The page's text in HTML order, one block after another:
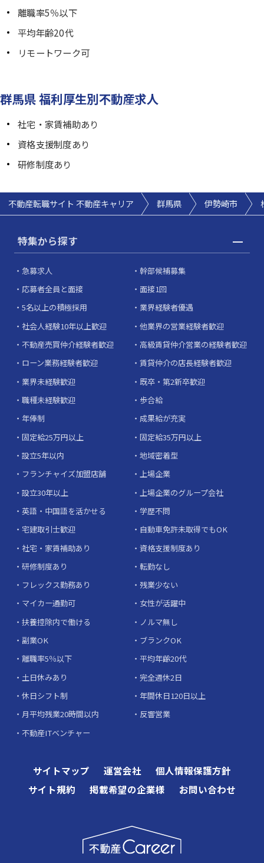
離職率5％以下
平均年齢20代
リモートワーク可
群馬県 福利厚生別不動産求人
社宅・家賃補助あり
資格支援制度あり
研修制度あり
不動産転職サイト 不動産キャリア 群馬県 伊勢崎市
特集から探す
急募求人
幹部候補募集
応募者全員と面接
面接1回
5名以上の積極採用
業界経験者優遇
社会人経験10年以上歓迎
他業界の営業経験者歓迎
不動産売買仲介経験者歓迎
高級賃貸仲介営業の経験者歓迎
ローン業務経験者歓迎
賃貸仲介の店長経験者歓迎
業界未経験歓迎
既卒・第2新卒歓迎
職種未経験歓迎
歩合給
年俸制
成果給が充実
固定給25万円以上
固定給35万円以上
設立5年以内
地域密着型
フランチャイズ加盟店舗
上場企業
設立30年以上
上場企業のグループ会社
英語・中国語を活かせる
学歴不問
宅建取引士歓迎
自動車免許未取得でもOK
社宅・家賃補助あり
資格支援制度あり
研修制度あり
転勤なし
フレックス勤務あり
残業少ない
マイカー通勤可
女性が活躍中
扶養控除内で働ける
ノルマ無し
副業OK
ブランクOK
離職率5％以下
平均年齢20代
土日休みあり
完全週休2日
休日シフト制
年間休日120日以上
月平均残業20時間以内
反響営業
不動産ITベンチャー
サイトマップ 運営会社
個人情報保護方針
サイト規約
掲載希望の企業様 お問い合わせ